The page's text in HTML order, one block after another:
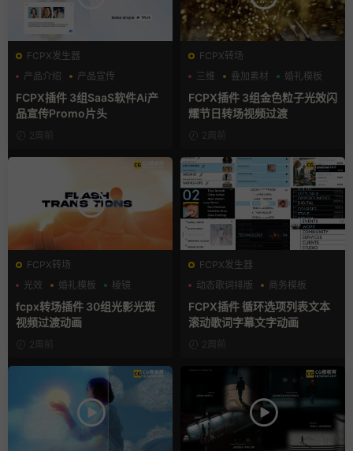
FCPX发生器
产品介绍
产品宣传
产品展示
FCPX插件 3组SaaS软件Ai产
品宣传Promo片头
2周前
FCPX转场
三维
叠加素材 婚礼模板
FCPX插件 3组金色粒子光效闪
耀节日转场视频过渡
2周前
FCPX转场
光效
婚礼模板 棱镜
fcpx转场插件 30组光影光斑
视频过渡动画
2周前
FCPX发生器
动态歌词排版
商务模板
字幕模板
FCPX插件 循环选项列表文本
滚动歌词字幕文字动画
2周前